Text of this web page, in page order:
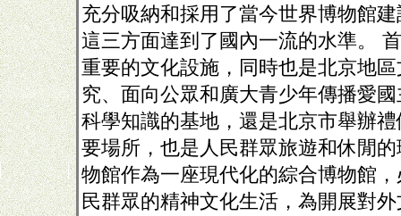
充分吸納和採用了當今世界博物館
這三方面達到了國內一流的水準。
重要的文化設施，同時也是北京地
究、面向公眾和廣大青少年傳播愛
科學知識的基地，還是北京市舉辦
要場所，也是人民群眾旅遊和休閒
物館作為一座現代化的綜合博物館
民群眾的精神文化生活，為開展對